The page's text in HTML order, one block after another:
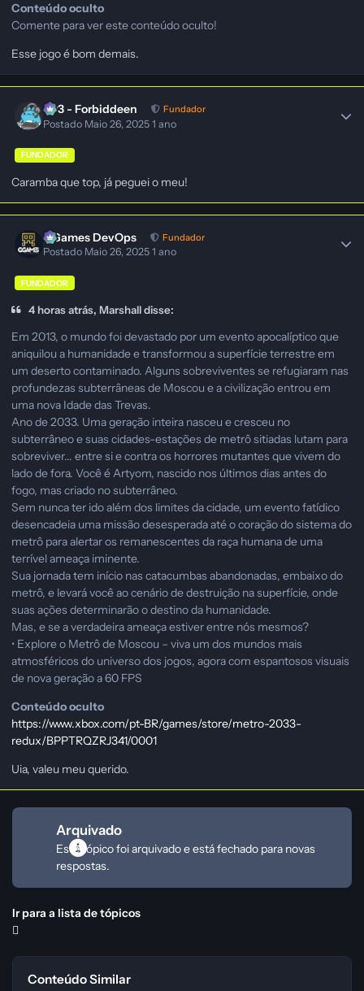
Conteúdo oculto
Comente para ver este conteúdo oculto!
Esse jogo é bom demais.
403 - Forbiddeen Fundador
Postado Maio 26, 20251 ano
FUNDADOR
Caramba que top, já peguei o meu!
GGames DevOps Fundador
Postado Maio 26, 20251 ano
FUNDADOR
4 horas atrás, Marshall disse:
Em 2013, o mundo foi devastado por um evento apocalíptico que
aniquilou a humanidade e transformou a superfície terrestre em
um deserto contaminado. Alguns sobreviventes se refugiaram nas
profundezas subterrâneas de Moscou e a civilização entrou em
uma nova Idade das Trevas.
Ano de 2033. Uma geração inteira nasceu e cresceu no
subterrâneo e suas cidades-estações de metrô sitiadas lutam para
sobreviver... entre si e contra os horrores mutantes que vivem do
lado de fora. Você é Artyom, nascido nos últimos dias antes do
fogo, mas criado no subterrâneo.
Sem nunca ter ido além dos limites da cidade, um evento fatídico
desencadeia uma missão desesperada até o coração do sistema do
metrô para alertar os remanescentes da raça humana de uma
terrível ameaça iminente.
Sua jornada tem início nas catacumbas abandonadas, embaixo do
metrô, e levará você ao cenário de destruição na superfície, onde
suas ações determinarão o destino da humanidade.
Mas, e se a verdadeira ameaça estiver entre nós mesmos?
• Explore o Metrô de Moscou – viva um dos mundos mais
atmosféricos do universo dos jogos, agora com espantosos visuais
de nova geração a 60 FPS
Conteúdo oculto
https://www.xbox.com/pt-BR/games/store/metro-2033-
redux/BPPTRQZRJ341/0001
Uia, valeu meu querido.
Arquivado
Este tópico foi arquivado e está fechado para novas
respostas.
Ir para a lista de tópicos
Conteúdo Similar